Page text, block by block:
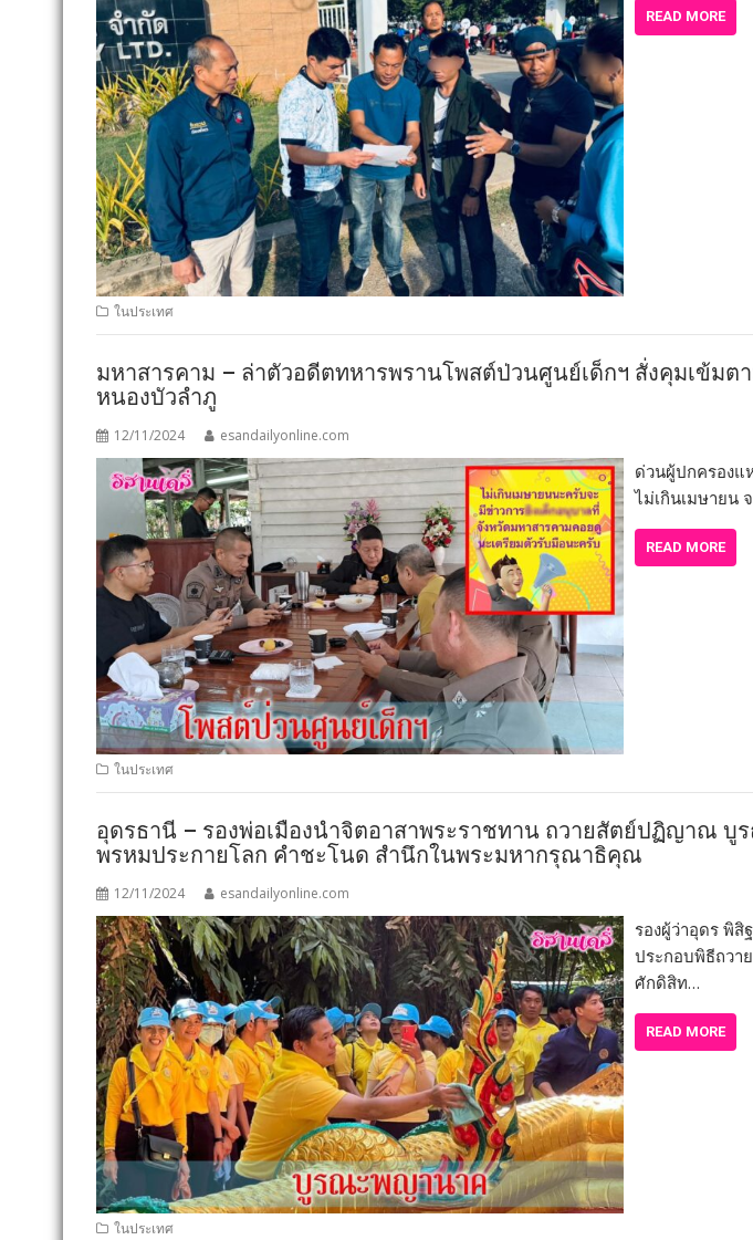
READ MORE
ในประเทศ
มหาสารคาม – ล่าตัวอดีตทหารพรานโพสต์ป่วนศูนย์เด็กฯ สั่งคุมเข้มต
หนองบัวลำภู
12/11/2024 esandailyonline.com
ด่วนผู้ปกครองแ
ไม่เกินเมษายน
READ MORE
ในประเทศ
อุดรธานี – รองพ่อเมืองนำจิตอาสาพระราชทาน ถวายสัตย์ปฏิญาณ
พรหมประกายโลก คำชะโนด สำนึกในพระมหากรุณาธิคุณ
12/11/2024 esandailyonline.com
รองผู้ว่าอุดร พิ
ประกอบพิธีถว
ศักดิสิท…
READ MORE
ในประเทศ